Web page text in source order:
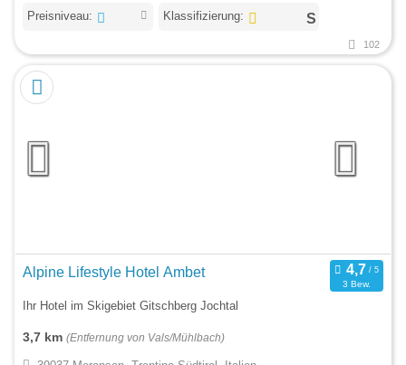
Preisniveau: Klassifizierung:
102
Alpine Lifestyle Hotel Ambet
3 Bew.
Ihr Hotel im Skigebiet Gitschberg Jochtal
3,7 km (Entfernung von Vals/Mühlbach)